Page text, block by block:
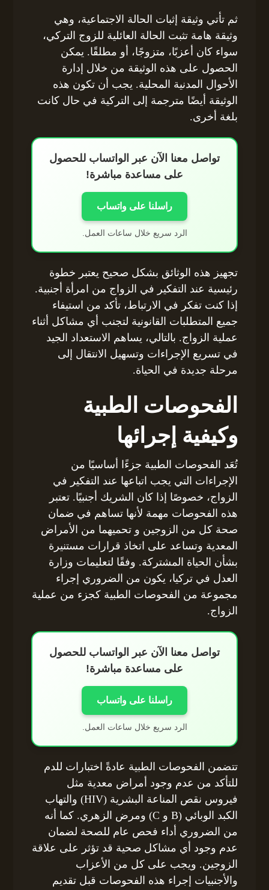
ثم تأتي وثيقة إثبات الحالة الاجتماعية، وهي
وثيقة هامة تثبت الحالة العائلية للزوج التركي،
سواء كان أعزبًا، متزوجًا، أو مطلقًا. يمكن
الحصول على هذه الوثيقة من خلال إدارة
الأحوال المدنية المحلية. يجب أن تكون هذه
الوثيقة أيضًا مترجمة إلى التركية في حال كانت
بلغة أخرى.
تواصل معنا الآن عبر الواتساب للحصول
على مساعدة مباشرة!
راسلنا على واتساب
الرد سريع خلال ساعات العمل.
تجهيز هذه الوثائق بشكل صحيح يعتبر خطوة
رئيسية عند التفكير في الزواج من امرأة أجنبية.
إذا كنت تفكر في الارتباط، تأكد من استيفاء
جميع المتطلبات القانونية لتجنب أي مشاكل أثناء
عملية الزواج. بالتالي، يساهم الاستعداد الجيد
في تسريع الإجراءات وتسهيل الانتقال إلى
مرحلة جديدة في الحياة.
الفحوصات الطبية
وكيفية إجرائها
تُعَد الفحوصات الطبية جزءًا أساسيًا من
الإجراءات التي يجب اتباعها عند التفكير في
الزواج، خصوصًا إذا كان الشريك أجنبيًا. تعتبر
هذه الفحوصات مهمة لأنها تساهم في ضمان
صحة كل من الزوجين و تحميهما من الأمراض
المعدية وتساعد على اتخاذ قرارات مستنيرة
بشأن الحياة المشتركة. وفقًا لتعليمات وزارة
العدل في تركيا، يكون من الضروري إجراء
مجموعة من الفحوصات الطبية كجزء من عملية
الزواج.
تواصل معنا الآن عبر الواتساب للحصول
على مساعدة مباشرة!
راسلنا على واتساب
الرد سريع خلال ساعات العمل.
تتضمن الفحوصات الطبية عادةً اختبارات للدم
للتأكد من عدم وجود أمراض معدية مثل
فيروس نقص المناعة البشرية (HIV) والتهاب
الكبد الوبائي (B و C) ومرض الزهري. كما أنه
من الضروري أداء فحص عام للصحة لضمان
عدم وجود أي مشاكل صحية قد تؤثر على علاقة
الزوجين. ويجب على كل من الأعزاب
والأجنبيات إجراء هذه الفحوصات قبل تقديم